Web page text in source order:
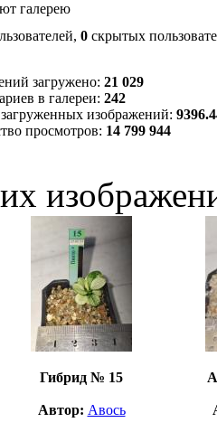
галерею
0 скрытых
загружено: 21 029
в галереи: 242
изображений:
просмотров: 14 799 944
Гибрид № 15
Автор: Авось